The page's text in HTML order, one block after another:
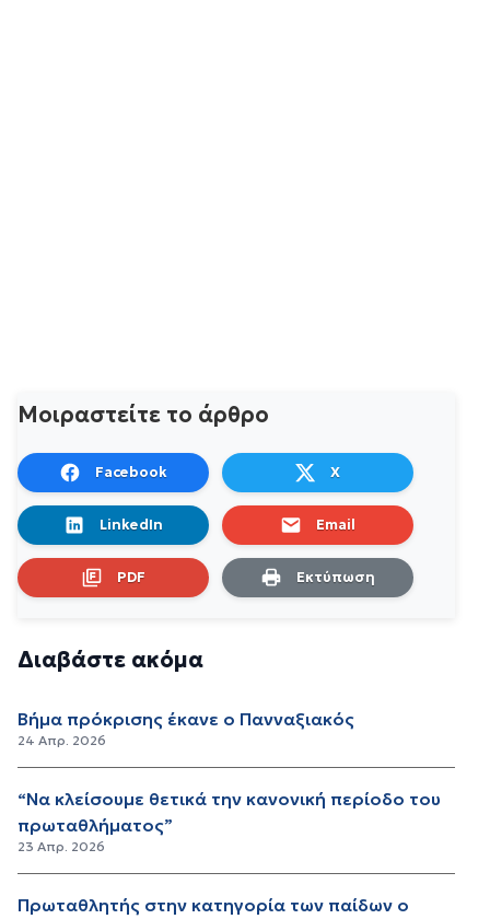
Μοιραστείτε το άρθρο
Facebook X
LinkedIn Email
PDF Εκτύπωση
Διαβάστε ακόμα
Βήμα πρόκρισης έκανε ο Πανναξιακός
24 Απρ. 2026
“Να κλείσουμε θετικά την κανονική περίοδο του
πρωταθλήματος”
23 Απρ. 2026
Πρωταθλητής στην κατηγορία των παίδων ο